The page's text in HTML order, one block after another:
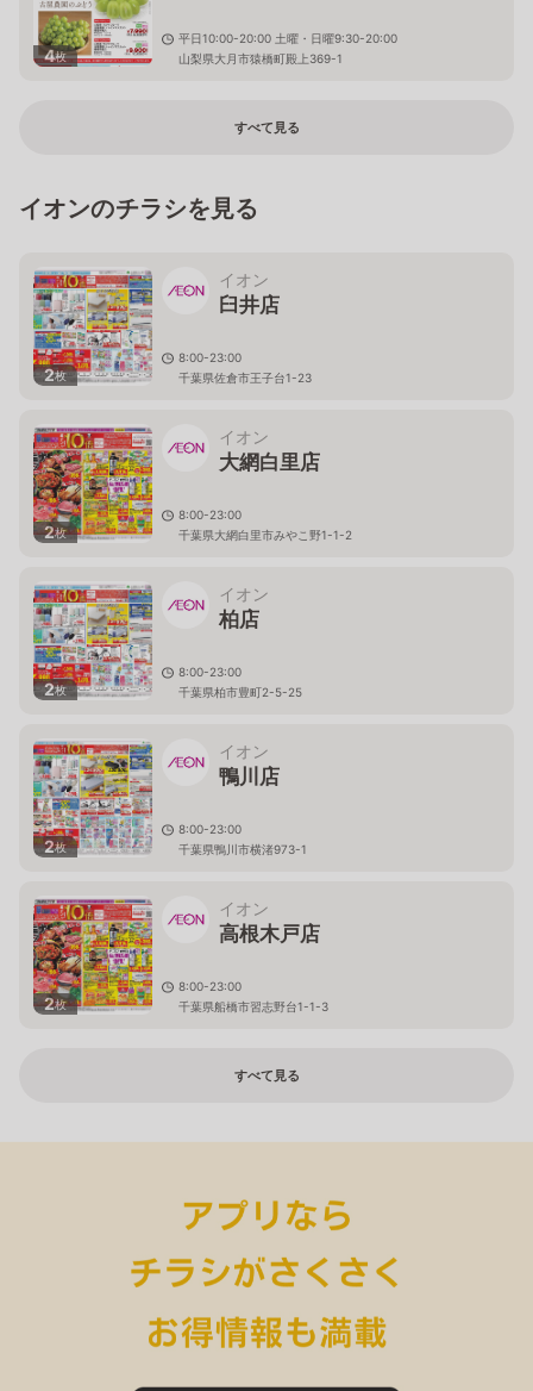
4枚
平日10:00-20:00 土曜・日曜9:30-20:00
山梨県大月市猿橋町殿上369-1
すべて見る
イオンのチラシを見る
2枚
イオン
臼井店
8:00-23:00
千葉県佐倉市王子台1-23
2枚
イオン
大網白里店
8:00-23:00
千葉県大網白里市みやこ野1-1-2
2枚
イオン
柏店
8:00-23:00
千葉県柏市豊町2-5-25
2枚
イオン
鴨川店
8:00-23:00
千葉県鴨川市横渚973-1
2枚
イオン
高根木戸店
8:00-23:00
千葉県船橋市習志野台1-1-3
すべて見る